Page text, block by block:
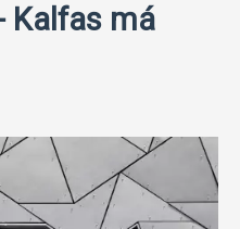
Kalfas má